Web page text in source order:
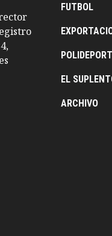
FUTBOL
EL
ARCHIVO